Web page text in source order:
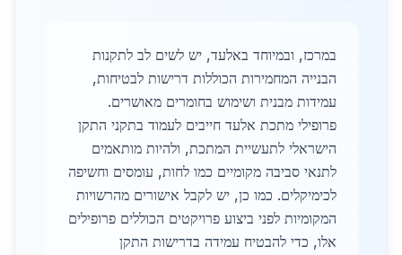
במרכז, ובמיוחד באלעד, יש לשים לב לתקנות
הבנייה המחמירות הכוללות דרישות לבטיחות,
עמידות מבנית ושימוש בחומרים מאושרים.
פרופילי מתכת אלעד חייבים לעמוד בתקני התקן
הישראלי לתעשיית המתכת, ולהיות מותאמים
לתנאי סביבה מקומיים כמו לחות, עומסים וחשיפה
לכימיקלים. כמו כן, יש לקבל אישורים מהרשויות
המקומיות לפני ביצוע פרויקטים הכוללים פרופילים
אלו, כדי להבטיח עמידה בדרישות התקן